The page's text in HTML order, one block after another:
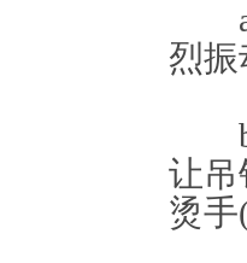
a
烈
b
让吊
烫